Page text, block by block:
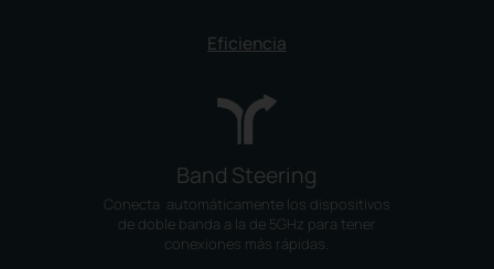
Eficiencia
Band Steering
Conecta automáticamente los dispositivos
de doble banda a la de 5GHz para tener
conexiones más rápidas.